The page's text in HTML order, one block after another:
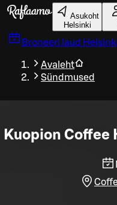
Liigu peamise sisu juurde
Asukoht
Helsinki
Broneeri laud
Avaleht
Sündmused
Kuopion Coffee